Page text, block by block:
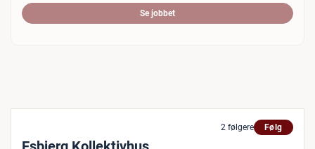
Se jobbet
2 følgere Følg